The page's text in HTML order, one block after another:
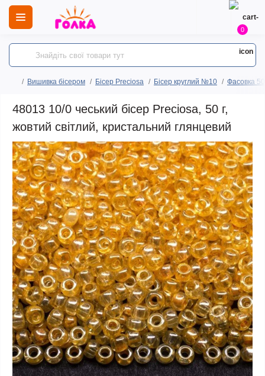
0
Вишивка бісером Бісер Preciosa Бісер круглий №10 Фасовка
48013 10/0 чеський бісер Preciosa, 50 г,
жовтий світлий, кристальний глянцевий